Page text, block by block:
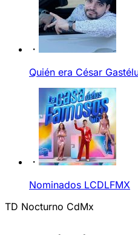
Quién era César
Nominados LCDLFMX
TD Nocturno CdMx